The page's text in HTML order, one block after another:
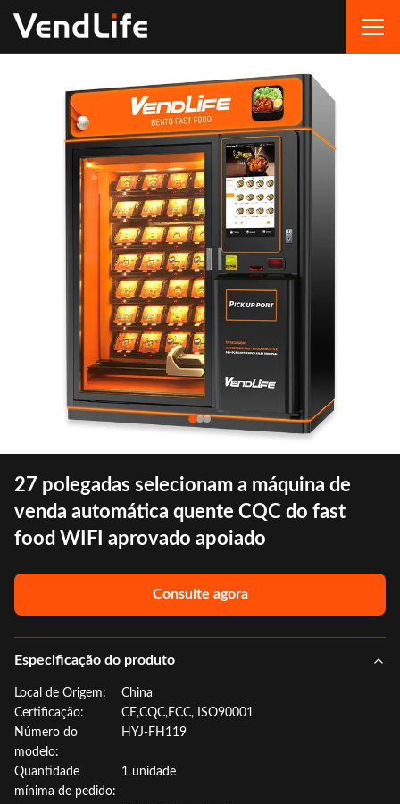
27 polegadas selecionam a máquina de
venda automática quente CQC do fast
food WIFI aprovado apoiado
Consulte agora
Especificação do produto
Local de Origem:
China
Certificação:
CE,CQC,FCC, ISO90001
Número do
modelo:
HYJ-FH119
Quantidade
mínima de pedido:
1 unidade